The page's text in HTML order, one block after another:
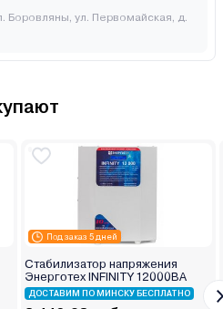
Боровляны, ул. Первомайская, д.
Под заказ 5 дней
Стабилизатор напряжения
Энерготех INFINITY 12000ВА
ДОСТАВИМ ПО МИНСКУ БЕСПЛАТНО